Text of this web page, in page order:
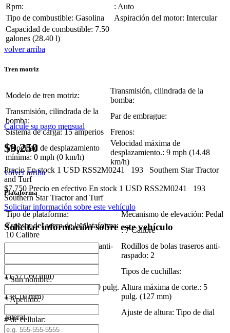
Rpm:
: Auto
Tipo de combustible: Gasolina
Aspiración del motor: Intercular
Capacidad de combustible: 7.50
galones (28.40 l)
volver arriba
Tren motriz
Modelo de tren motriz:
Transmisión, cilindrada de la
bomba:
Transmisión, cilindrada de la
bomba:
Par de embrague:
Sistema de carga: 15 amperios
Frenos:
Velocidad de desplazamiento
mínima: 0 mph (0 km/h)
Velocidad máxima de
desplazamiento.: 9 mph (14.48
km/h)
volver arriba
Plataforma
Tipo de plataforma:
Mecanismo de elevación: Pedal
Espesor del acero de la plataforma:
10 Calibre
: 7 Calibre
Rodillos de bolas delanteros anti-
raspado: 4
Rodillos de bolas traseros anti-
raspado: 2
Ancho de corte: 54 pulg.
(1,371.60 mm)
Tipos de cuchillas:
Altura mínima de corte.: 1.50 pulg.
(38.10 mm)
Altura máxima de corte.: 5
pulg. (127 mm)
Tolva de descarga: Descarga
lateral
Ajuste de altura: Tipo de dial
volver arriba
Calcule su pago mensual
$9,250
Precio En stock 1 USD RSS2M0241 193
Southern Star Tractor
and Turf
$7,750 Precio en efectivo En stock 1 USD RSS2M0241
193
Southern Star Tractor and Turf
Solicitar información sobre este vehículo
Solicitar información sobre este vehículo
* Sun nombre:
*Apellido:
# de cellular: